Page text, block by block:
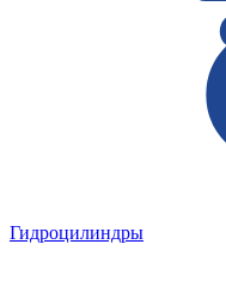
Гидроцилиндры